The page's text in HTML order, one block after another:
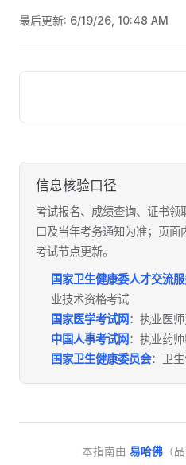
最后更新: 6/19/26, 10:48 AM
Pager
信息核验口径
考试报名、成绩查询、证书领
口及当年考务通知为准；页
考试节点更新。
国家卫生健康委人才交流
业技术资格考试
国家医学考试网 ：执业医
中国人事考试网 ：执业药
国家卫生健康委员会：卫
本指南由 易哈佛 （